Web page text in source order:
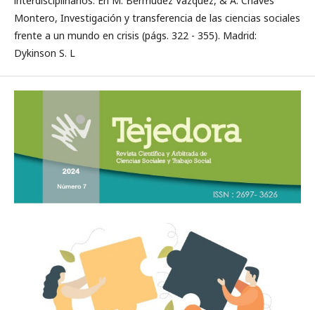
Montero, Investigación y transferencia de las ciencias sociales
frente a un mundo en crisis (págs. 322 - 355). Madrid:
Dykinson S. L